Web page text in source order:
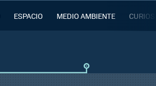
ESPACIO MEDIO AMBIENTE